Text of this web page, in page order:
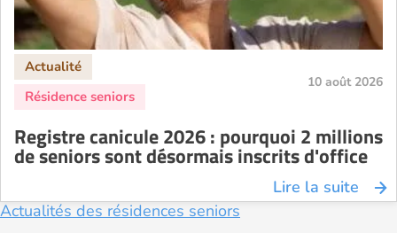
10 août 2026
Registre canicule 2026 : pourquoi 2 millions
de seniors sont désormais inscrits d'office
Lire la suite
Actualités des résidences seniors